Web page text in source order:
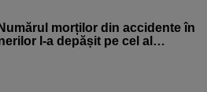
morților din accidente în
l-a depășit pe cel al…